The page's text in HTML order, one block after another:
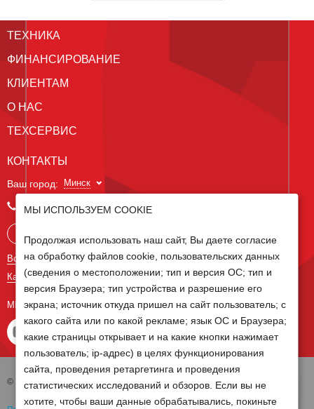
ТЕХНИКА
ФИНАНСИРОВАНИЕ
КЛИЕНТАМ
О НАС
ТЕХСЕРВИС
КОНТАКТЫ
Ваш город: Минск
+375 29 238 97 34
Все контакты
Карта сайта
МЫ В СОЦ СЕТЯХ
© 2026 Группа компаний Белагро
МЫ ИСПОЛЬЗУЕМ COOKIE
Продолжая использовать наш сайт, Вы даете согласие
на обработку файлов cookie, пользовательских данных
(сведения о местоположении; тип и версия ОС; тип и
версия Браузера; тип устройства и разрешение его
экрана; источник откуда пришел на сайт пользователь; с
какого сайта или по какой рекламе; язык ОС и Браузера;
какие страницы открывает и на какие кнопки нажимает
пользователь; ip-адрес) в целях функционирования
сайта, проведения ретаргетинга и проведения
статистических исследований и обзоров. Если вы не
хотите, чтобы ваши данные обрабатывались, покиньте